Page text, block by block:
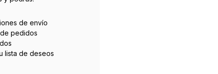
de envío
pedidos
lista de deseos